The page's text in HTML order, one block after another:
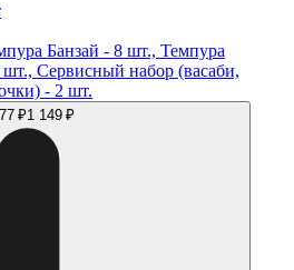
Банзай - 8 шт., Темпура
Сервисный набор (васаби,
- 2 шт.
₽1 149 ₽